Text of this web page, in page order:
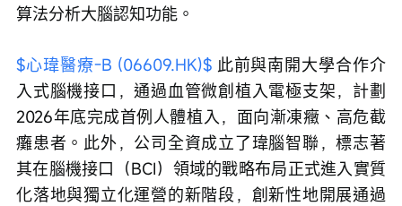
算法分析大腦認知功能。
$心瑋醫療-B (06609.HK)$ 此前與南開大學合作介
入式腦機接口，通過血管微創植入電極支架，計劃
2026年底完成首例人體植入，面向漸凍癥、高危截
癱患者。此外，公司全資成立了瑋腦智聯，標志著
其在腦機接口（BCI）領域的戰略布局正式進入實質
化落地與獨立化運營的新階段，創新性地開展通過